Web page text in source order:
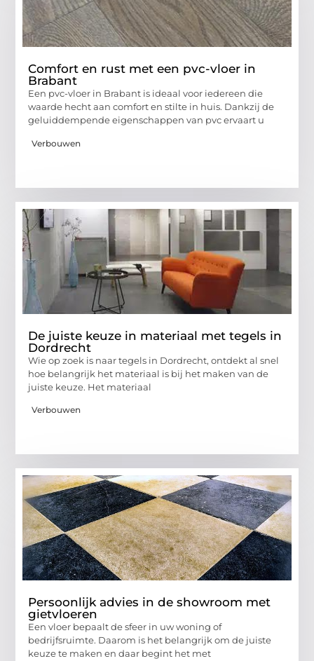
Comfort en rust met een pvc-vloer in
Brabant
Een pvc-vloer in Brabant is ideaal voor iedereen die
waarde hecht aan comfort en stilte in huis. Dankzij de
geluiddempende eigenschappen van pvc ervaart u
Verbouwen
De juiste keuze in materiaal met tegels in
Dordrecht
Wie op zoek is naar tegels in Dordrecht, ontdekt al snel
hoe belangrijk het materiaal is bij het maken van de
juiste keuze. Het materiaal
Verbouwen
Persoonlijk advies in de showroom met
gietvloeren
Een vloer bepaalt de sfeer in uw woning of
bedrijfsruimte. Daarom is het belangrijk om de juiste
keuze te maken en daar begint het met